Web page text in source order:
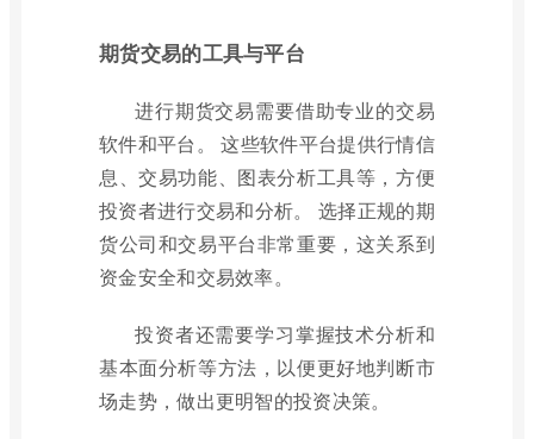
期货交易的工具与平台
进行期货交易需要借助专业的交易
软件和平台。 这些软件平台提供行情信
息、交易功能、图表分析工具等，方便
投资者进行交易和分析。 选择正规的期
货公司和交易平台非常重要，这关系到
资金安全和交易效率。
投资者还需要学习掌握技术分析和
基本面分析等方法，以便更好地判断市
场走势，做出更明智的投资决策。